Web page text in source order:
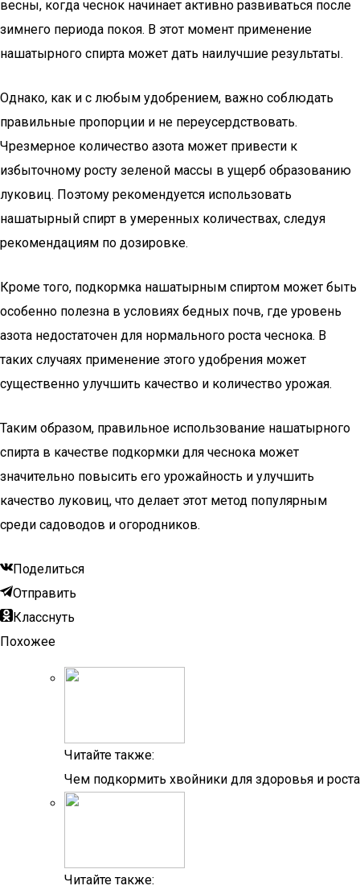
весны, когда чеснок начинает активно развиваться после
зимнего периода покоя. В этот момент применение
нашатырного спирта может дать наилучшие результаты.
Однако, как и с любым удобрением, важно соблюдать
правильные пропорции и не переусердствовать.
Чрезмерное количество азота может привести к
избыточному росту зеленой массы в ущерб образованию
луковиц. Поэтому рекомендуется использовать
нашатырный спирт в умеренных количествах, следуя
рекомендациям по дозировке.
Кроме того, подкормка нашатырным спиртом может быть
особенно полезна в условиях бедных почв, где уровень
азота недостаточен для нормального роста чеснока. В
таких случаях применение этого удобрения может
существенно улучшить качество и количество урожая.
Таким образом, правильное использование нашатырного
спирта в качестве подкормки для чеснока может
значительно повысить его урожайность и улучшить
качество луковиц, что делает этот метод популярным
среди садоводов и огородников.
Поделиться
Отправить
Класснуть
Похожее
Читайте также:
Чем подкормить хвойники для здоровья и роста
Читайте также: